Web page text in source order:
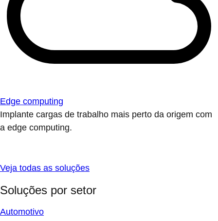
Edge computing
Implante cargas de trabalho mais perto da origem com
a edge computing.
Veja todas as soluções
Soluções por setor
Automotivo